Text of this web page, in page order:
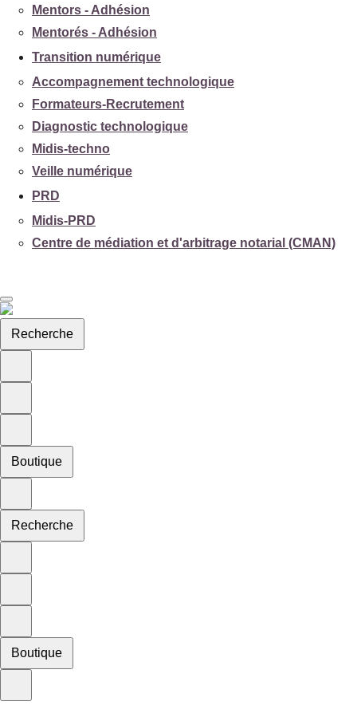
Mentors - Adhésion
Mentorés - Adhésion
Transition numérique
Accompagnement technologique
Formateurs-Recrutement
Diagnostic technologique
Midis-techno
Veille numérique
PRD
Midis-PRD
Centre de médiation et d'arbitrage notarial (CMAN)
Recherche
Boutique
Recherche
Boutique